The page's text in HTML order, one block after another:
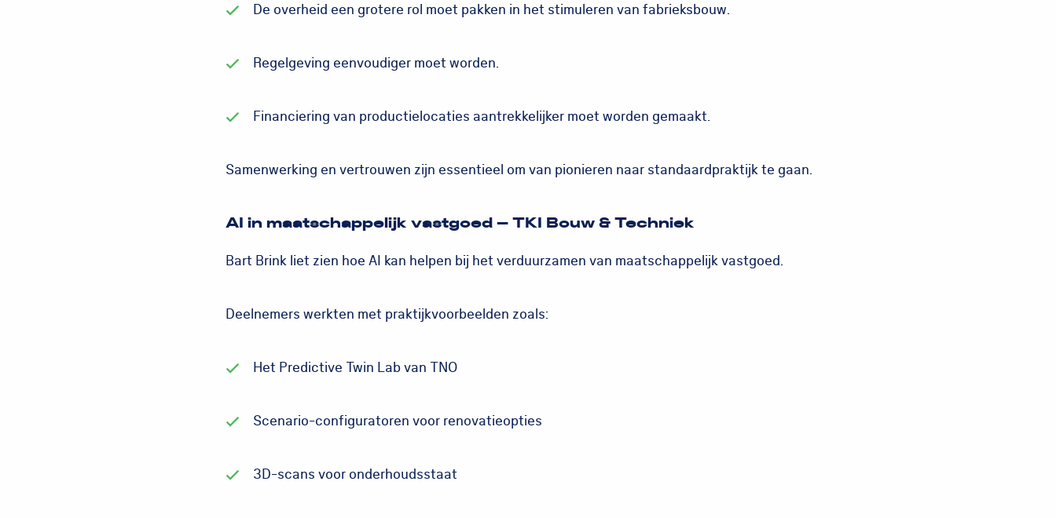
De overheid een grotere rol moet pakken in het stimuleren van fabrieksbouw.
Regelgeving eenvoudiger moet worden.
Financiering van productielocaties aantrekkelijker moet worden gemaakt.
Samenwerking en vertrouwen zijn essentieel om van pionieren naar standaardpraktijk te gaan.
AI in maatschappelijk vastgoed – TKI Bouw & Techniek
Bart Brink liet zien hoe AI kan helpen bij het verduurzamen van maatschappelijk vastgoed.
Deelnemers werkten met praktijkvoorbeelden zoals:
Het Predictive Twin Lab van TNO
Scenario-configuratoren voor renovatieopties
3D-scans voor onderhoudsstaat